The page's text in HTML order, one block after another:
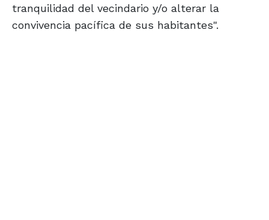
tranquilidad del vecindario y/o alterar la
convivencia pacífica de sus habitantes".